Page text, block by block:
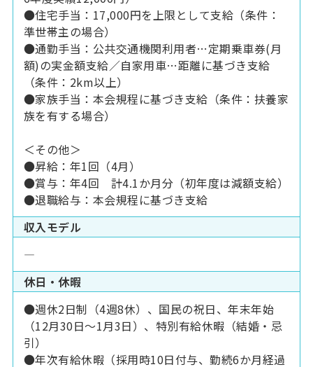
●住宅手当：17,000円を上限として支給（条件：
準世帯主の場合）
●通勤手当：公共交通機関利用者…定期乗車券(月
額)の実金額支給／自家用車…距離に基づき支給
（条件：2km以上）
●家族手当：本会規程に基づき支給（条件：扶養家
族を有する場合）
＜その他＞
●昇給：年1回（4月）
●賞与：年4回 計4.1か月分（初年度は減額支給）
●退職給与：本会規程に基づき支給
収入モデル
―
休日・休暇
●週休2日制（4週8休）、国民の祝日、年末年始
（12月30日～1月3日）、特別有給休暇（結婚・忌
引）
●年次有給休暇（採用時10日付与、勤続6か月経過